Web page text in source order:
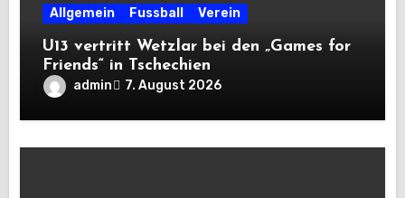
Allgemein Fussball Verein
U13 vertritt Wetzlar bei den „Games for
Friends“ in Tschechien
admin 7. August 2026